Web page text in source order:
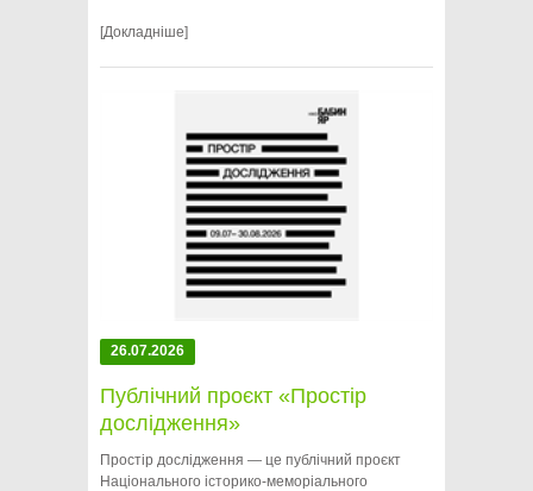
[Докладніше]
26.07.2026
Публічний проєкт «Простір
дослідження»
Простір дослідження — це публічний проєкт
Національного історико-меморіального